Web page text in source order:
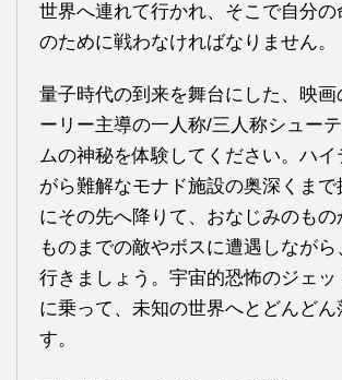
世界へ連れて行かれ、そこで自分の
のために戦わなければなりません。
量子時代の到来を舞台にした、映画
ーリー主導の一人称/三人称シュー
ムの神秘を体験してください。ハイ
がら難解なモナド施設の奥深くまで
にその先へ降りて、おなじみのもの
ものまでの敵やボスに遭遇しなが
行きましょう。宇宙的恐怖のジェッ
に乗って、未知の世界へとどんどん
す。